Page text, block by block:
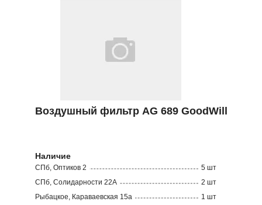
Воздушный фильтр AG 689 GoodWill
Наличие
СПб, Оптиков 2
5 шт
СПб, Солидарности 22А
2 шт
Рыбацкое, Караваевская 15а
1 шт